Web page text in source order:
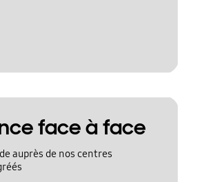
face à face
auprès de nos centres